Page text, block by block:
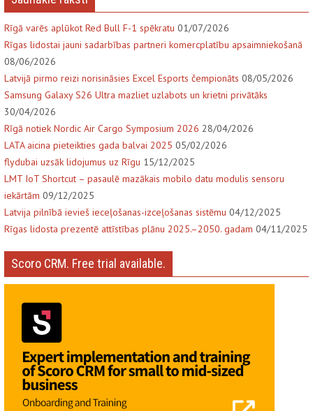
Rīgā varēs aplūkot Red Bull F-1 spēkratu 01/07/2026
Rīgas lidostai jauni sadarbības partneri komercplatību apsaimniekošanā
08/06/2026
Latvijā pirmo reizi norisināsies Excel Esports čempionāts 08/05/2026
Samsung Galaxy S26 Ultra mazliet uzlabots un krietni privātāks
30/04/2026
Rīgā notiek Nordic Air Cargo Symposium 2026 28/04/2026
LATA aicina pieteikties gada balvai 2025 05/02/2026
flydubai uzsāk lidojumus uz Rīgu 15/12/2025
LMT IoT Shortcut – pasaulē mazākais mobilo datu modulis sensoru
iekārtām 09/12/2025
Latvija pilnībā ievieš ieceļošanas-izceļošanas sistēmu 04/12/2025
Rīgas lidosta prezentē attīstības plānu 2025.–2050. gadam 04/11/2025
Scoro CRM. Free trial available.